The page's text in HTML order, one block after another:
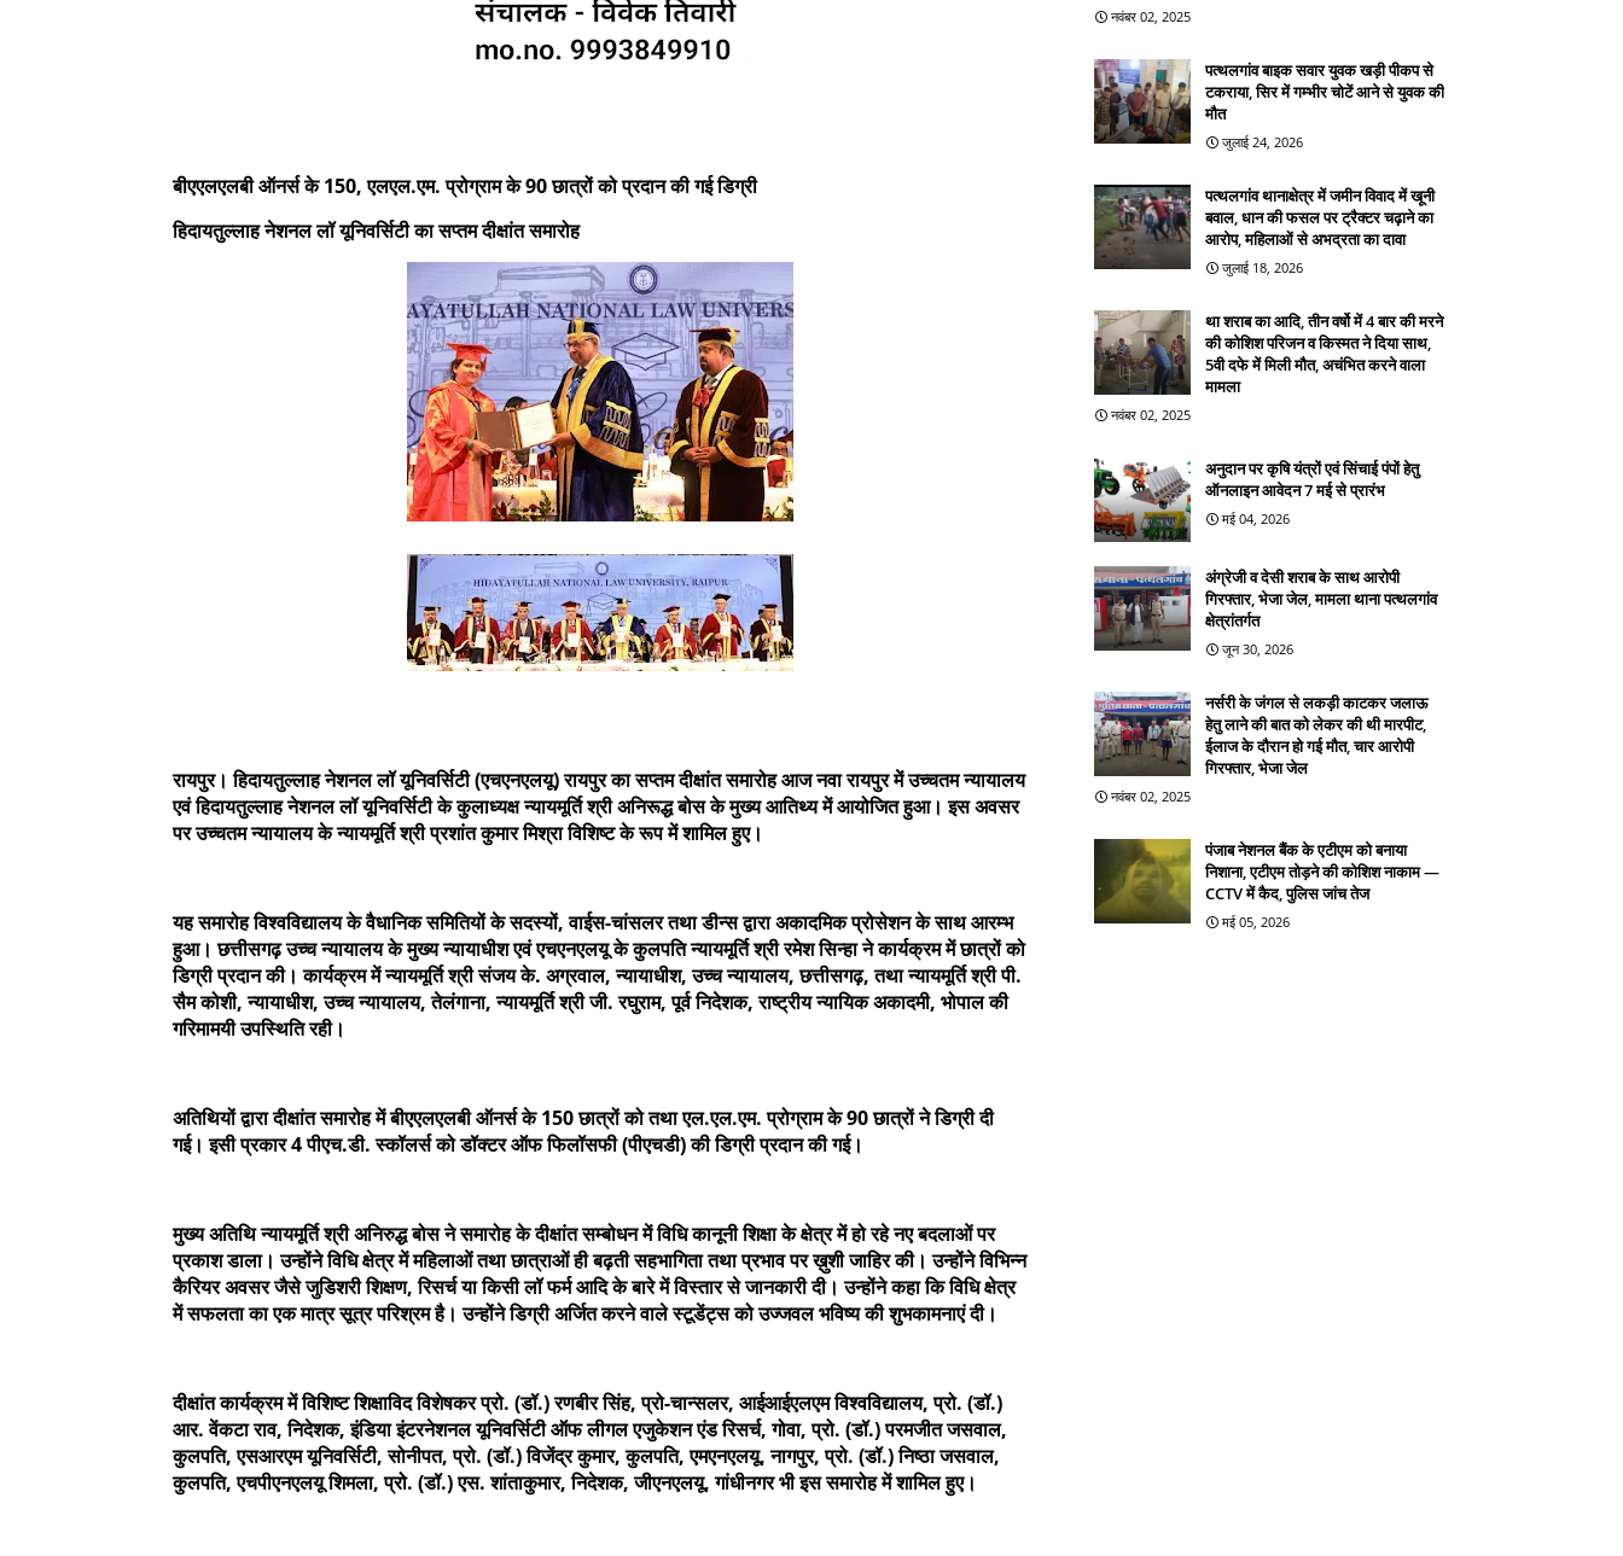
बीएएलएलबी ऑनर्स के 150, एलएल.एम. प्रोग्राम के 90 छात्रों को प्रदान की गई डिग्री
हिदायतुल्लाह नेशनल लॉ यूनिवर्सिटी का सप्तम दीक्षांत समारोह
रायपुर। हिदायतुल्लाह नेशनल लॉ यूनिवर्सिटी (एचएनएलयू) रायपुर का सप्तम दीक्षांत समारोह आज नवा रायपुर में उच्चतम न्यायालय
एवं हिदायतुल्लाह नेशनल लॉ यूनिवर्सिटी के कुलाध्यक्ष न्यायमूर्ति श्री अनिरूद्ध बोस के मुख्य आतिथ्य में आयोजित हुआ। इस अवसर
पर उच्चतम न्यायालय के न्यायमूर्ति श्री प्रशांत कुमार मिश्रा विशिष्ट के रूप में शामिल हुए।
यह समारोह विश्वविद्यालय के वैधानिक समितियों के सदस्यों, वाईस-चांसलर तथा डीन्स द्वारा अकादमिक प्रोसेशन के साथ आरम्भ
हुआ। छत्तीसगढ़ उच्च न्यायालय के मुख्य न्यायाधीश एवं एचएनएलयू के कुलपति न्यायमूर्ति श्री रमेश सिन्हा ने कार्यक्रम में छात्रों को
डिग्री प्रदान की। कार्यक्रम में न्यायमूर्ति श्री संजय के. अग्रवाल, न्यायाधीश, उच्च न्यायालय, छत्तीसगढ़, तथा न्यायमूर्ति श्री पी.
सैम कोशी, न्यायाधीश, उच्च न्यायालय, तेलंगाना, न्यायमूर्ति श्री जी. रघुराम, पूर्व निदेशक, राष्ट्रीय न्यायिक अकादमी, भोपाल की
गरिमामयी उपस्थिति रही।
अतिथियों द्वारा दीक्षांत समारोह में बीएएलएलबी ऑनर्स के 150 छात्रों को तथा एल.एल.एम. प्रोग्राम के 90 छात्रों ने डिग्री दी
गई। इसी प्रकार 4 पीएच.डी. स्कॉलर्स को डॉक्टर ऑफ फिलॉसफी (पीएचडी) की डिग्री प्रदान की गई।
मुख्य अतिथि न्यायमूर्ति श्री अनिरुद्ध बोस ने समारोह के दीक्षांत सम्बोधन में विधि कानूनी शिक्षा के क्षेत्र में हो रहे नए बदलाओं पर
प्रकाश डाला। उन्होंने विधि क्षेत्र में महिलाओं तथा छात्राओं ही बढ़ती सहभागिता तथा प्रभाव पर ख़ुशी जाहिर की। उन्होंने विभिन्न
कैरियर अवसर जैसे जुडिशरी शिक्षण, रिसर्च या किसी लॉ फर्म आदि के बारे में विस्तार से जानकारी दी। उन्होंने कहा कि विधि क्षेत्र
में सफलता का एक मात्र सूत्र परिश्रम है। उन्होंने डिग्री अर्जित करने वाले स्टूडेंट्स को उज्जवल भविष्य की शुभकामनाएं दी।
दीक्षांत कार्यक्रम में विशिष्ट शिक्षाविद विशेषकर प्रो. (डॉ.) रणबीर सिंह, प्रो-चान्सलर, आईआईएलएम विश्वविद्यालय, प्रो. (डॉ.)
आर. वेंकटा राव, निदेशक, इंडिया इंटरनेशनल यूनिवर्सिटी ऑफ लीगल एजुकेशन एंड रिसर्च, गोवा, प्रो. (डॉ.) परमजीत जसवाल,
कुलपति, एसआरएम यूनिवर्सिटी, सोनीपत, प्रो. (डॉ.) विजेंद्र कुमार, कुलपति, एमएनएलयू, नागपुर, प्रो. (डॉ.) निष्ठा जसवाल,
कुलपति, एचपीएनएलयू शिमला, प्रो. (डॉ.) एस. शांताकुमार, निदेशक, जीएनएलयू, गांधीनगर भी इस समारोह में शामिल हुए।
नवंबर 02, 2025
पत्थलगांव बाइक सवार युवक खड़ी पीकप से
टकराया, सिर में गम्भीर चोटें आने से युवक की
मौत
जुलाई 24, 2026
पत्थलगांव थानाक्षेत्र में जमीन विवाद में खूनी
बवाल, धान की फसल पर ट्रैक्टर चढ़ाने का
आरोप, महिलाओं से अभद्रता का दावा
जुलाई 18, 2026
था शराब का आदि, तीन वर्षो में 4 बार की मरने
की कोशिश परिजन व किस्मत ने दिया साथ,
5वी दफे में मिली मौत, अचंभित करने वाला
मामला
नवंबर 02, 2025
अनुदान पर कृषि यंत्रों एवं सिंचाई पंपों हेतु
ऑनलाइन आवेदन 7 मई से प्रारंभ
मई 04, 2026
अंग्रेजी व देसी शराब के साथ आरोपी
गिरफ्तार, भेजा जेल, मामला थाना पत्थलगांव
क्षेत्रांतर्गत
जून 30, 2026
नर्सरी के जंगल से लकड़ी काटकर जलाऊ
हेतु लाने की बात को लेकर की थी मारपीट,
ईलाज के दौरान हो गई मौत, चार आरोपी
गिरफ्तार, भेजा जेल
नवंबर 02, 2025
पंजाब नेशनल बैंक के एटीएम को बनाया
निशाना, एटीएम तोड़ने की कोशिश नाकाम —
CCTV में कैद, पुलिस जांच तेज
मई 05, 2026